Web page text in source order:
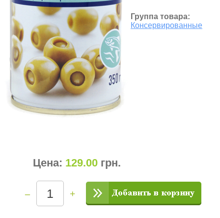
Группа товара:
Консервированные
Цена: 129.00 грн.
– +